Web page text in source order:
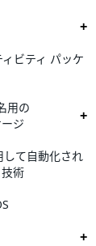
ビティ パッケ
用の
ジ
て自動化され
術